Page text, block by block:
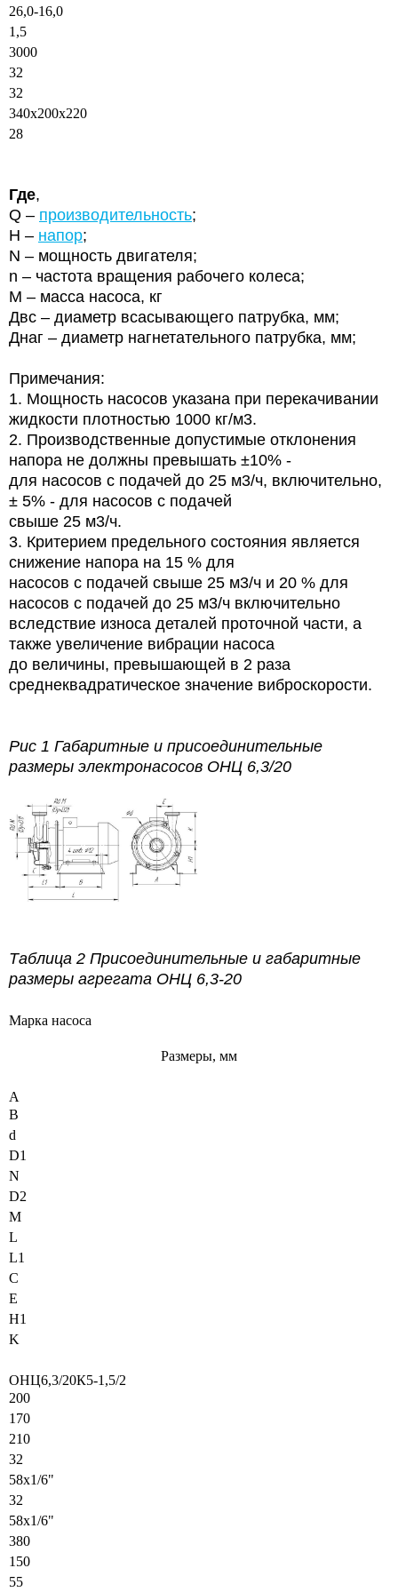
26,0-16,0
1,5
3000
32
32
340х200х220
28
Где,
Q – производительность;
Н – напор;
N – мощность двигателя;
n – частота вращения рабочего колеса;
М – масса насоса, кг
Двс – диаметр всасывающего патрубка, мм;
Днаг – диаметр нагнетательного патрубка, мм;
Примечания:
1. Мощность насосов указана при перекачивании
жидкости плотностью 1000 кг/м3.
2. Производственные допустимые отклонения
напора не должны превышать ±10% -
для насосов с подачей до 25 м3/ч, включительно,
± 5% - для насосов с подачей
свыше 25 м3/ч.
3. Критерием предельного состояния является
снижение напора на 15 % для
насосов с подачей свыше 25 м3/ч и 20 % для
насосов с подачей до 25 м3/ч включительно
вследствие износа деталей проточной части, а
также увеличение вибрации насоса
до величины, превышающей в 2 раза
среднеквадратическое значение виброскорости.
Рис 1 Габаритные и присоединительные
размеры электронасосов ОНЦ 6,3/20
Таблица 2 Присоединительные и габаритные
размеры агрегата ОНЦ 6,3-20
Марка насоса
Размеры, мм
A
B
d
D1
N
D2
M
L
L1
C
E
H1
K
ОНЦ6,3/20К5-1,5/2
200
170
210
32
58х1/6"
32
58х1/6"
380
150
55